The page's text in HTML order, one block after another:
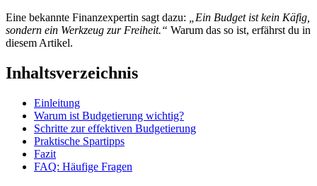
Eine bekannte Finanzexpertin sagt dazu:
„Ein Budget ist kein Käfig,
sondern ein Werkzeug zur Freiheit.“ Warum das so ist, erfährst du in
diesem Artikel.
Inhaltsverzeichnis
Einleitung
Warum ist Budgetierung wichtig?
Schritte zur effektiven Budgetierung
Praktische Spartipps
Fazit
FAQ: Häufige Fragen